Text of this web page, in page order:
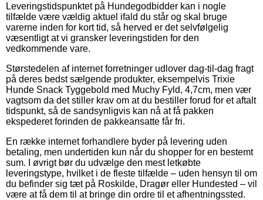
Leveringstidspunktet på Hundegodbidder kan i nogle
tilfælde være vældig aktuel ifald du står og skal bruge
varerne inden for kort tid, så herved er det selvfølgelig
væsentligt at vi gransker leveringstiden for den
vedkommende vare.
Størstedelen af internet forretninger udlover dag-til-dag fragt
på deres bedst sælgende produkter, eksempelvis Trixie
Hunde Snack Tyggebold med Muchy Fyld, 4,7cm, men vær
vagtsom da det stiller krav om at du bestiller forud for et aftalt
tidspunkt, så de sandsynligvis kan nå at få pakken
ekspederet forinden de pakkeansatte får fri.
En række internet forhandlere byder på levering uden
betaling, men undertiden kun når du shopper for en bestemt
sum. I øvrigt bør du udvælge den mest letkøbte
leveringstype, hvilket i de fleste tilfælde – uden hensyn til om
du befinder sig tæt på Roskilde, Dragør eller Hundested – vil
være at få dem til at bringe din ordre til et afhentningssted.